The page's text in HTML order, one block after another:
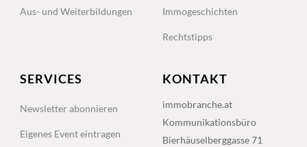
Aus- und Weiterbildungen Immogeschichten
Rechtstipps
SERVICES
Newsletter abonnieren
Eigenes Event eintragen
KONTAKT
immobranche.at
Kommunikationsbüro
Bierhäuselberggasse 71